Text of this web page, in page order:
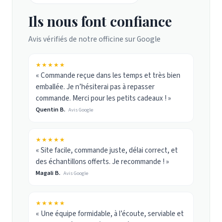
Ils nous font confiance
Avis vérifiés de notre officine sur Google
★★★★★
« Commande reçue dans les temps et très bien
emballée. Je n’hésiterai pas à repasser
commande. Merci pour les petits cadeaux ! »
Quentin B. Avis Google
★★★★★
« Site facile, commande juste, délai correct, et
des échantillons offerts. Je recommande ! »
Magali B. Avis Google
★★★★★
« Une équipe formidable, à l’écoute, serviable et